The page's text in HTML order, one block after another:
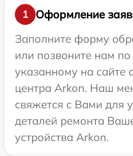
1
Оформление
Заполните форму
или позвоните нам
указанному на сайте
центра Arkon. Наш
свяжется с Вами для
деталей ремонта
устройства Arkon.